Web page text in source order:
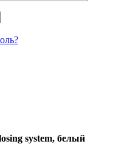
system, белый